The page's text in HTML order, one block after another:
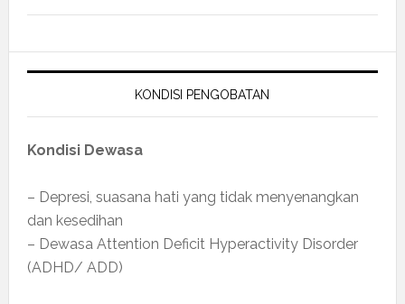
KONDISI PENGOBATAN
Kondisi Dewasa
– Depresi, suasana hati yang tidak menyenangkan
dan kesedihan
– Dewasa Attention Deficit Hyperactivity Disorder
(ADHD/ ADD)